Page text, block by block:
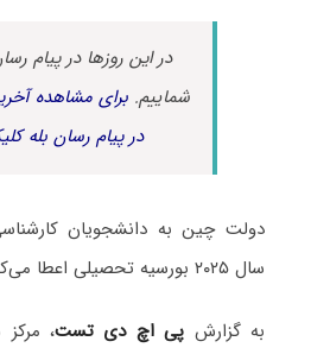
در این روزها در پیام
شماییم.برای مشاهده
در پیام رسان بله
دولت چین به دانشجویان
سال ۲۰۲۵ بورسیه تحصیلی اعطا می‌کند.
به گزارش پی اچ دی تست،